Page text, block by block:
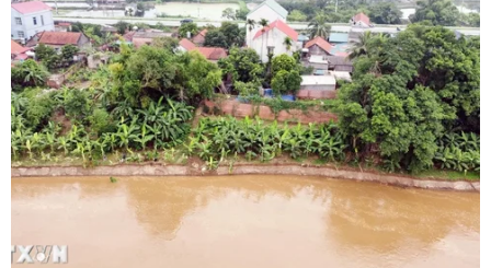
Munich
06/08/2026 15:57
Nga thúc đẩy đa dạng hóa tuyến vận
tải kết nối châu Á qua Ấn Độ Dương
06/08/2026 15:34